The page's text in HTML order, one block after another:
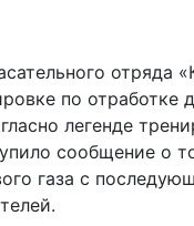
по отработке
легенде
сообщение о
газа с